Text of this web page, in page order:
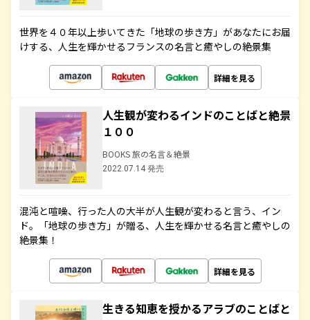
世界を４０年以上歩いてきた「地球の歩き方」があなたにお届
けする、人生を輝かせるフランスの名言と癒やしの絶景集
詳細を見る
人生観が変わるインドのことばと絶景
１００
BOOKS 旅の名言＆絶景
2022.07.14 発売
混沌と喧噪、行った人の大半が人生観が変わると言う、イン
ド。「地球の歩き方」が贈る、人生を輝かせる名言と癒やしの
絶景集！
詳細を見る
生きる知恵を授かるアラブのことばと